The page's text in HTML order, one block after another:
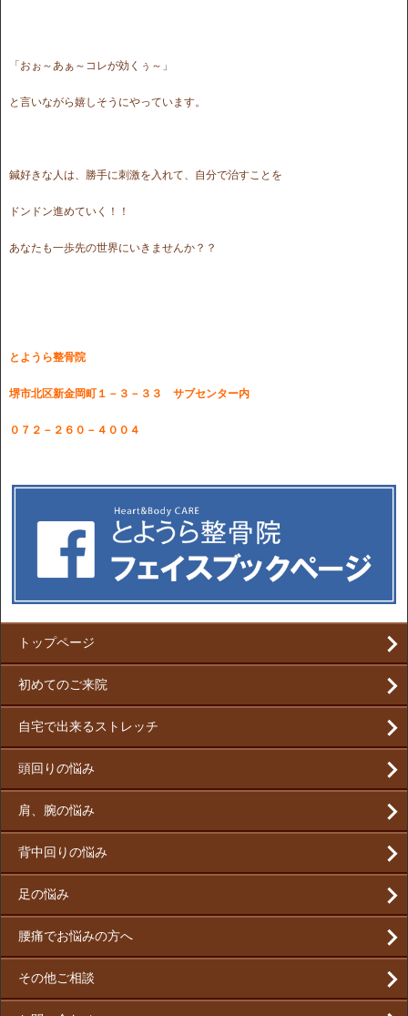
「おぉ～あぁ～コレが効くぅ～」
と言いながら嬉しそうにやっています。
鍼好きな人は、勝手に刺激を入れて、自分で治すことを
ドンドン進めていく！！
あなたも一歩先の世界にいきませんか？？
とようら整骨院
堺市北区新金岡町１－３－３３ サブセンター内
０７２－２６０－４００４
トップページ
初めてのご来院
自宅で出来るストレッチ
頭回りの悩み
肩、腕の悩み
背中回りの悩み
足の悩み
腰痛でお悩みの方へ
その他ご相談